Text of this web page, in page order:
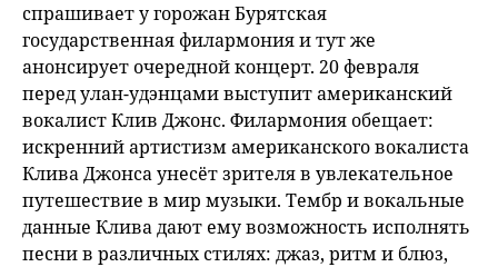
спрашивает у горожан Бурятская
государственная филармония и тут же
анонсирует очередной концерт. 20 февраля
перед улан-удэнцами выступит американский
вокалист Клив Джонс. Филармония обещает:
искренний артистизм американского вокалиста
Клива Джонса унесёт зрителя в увлекательное
путешествие в мир музыки. Тембр и вокальные
данные Клива дают ему возможность исполнять
песни в различных стилях: джаз, ритм и блюз,